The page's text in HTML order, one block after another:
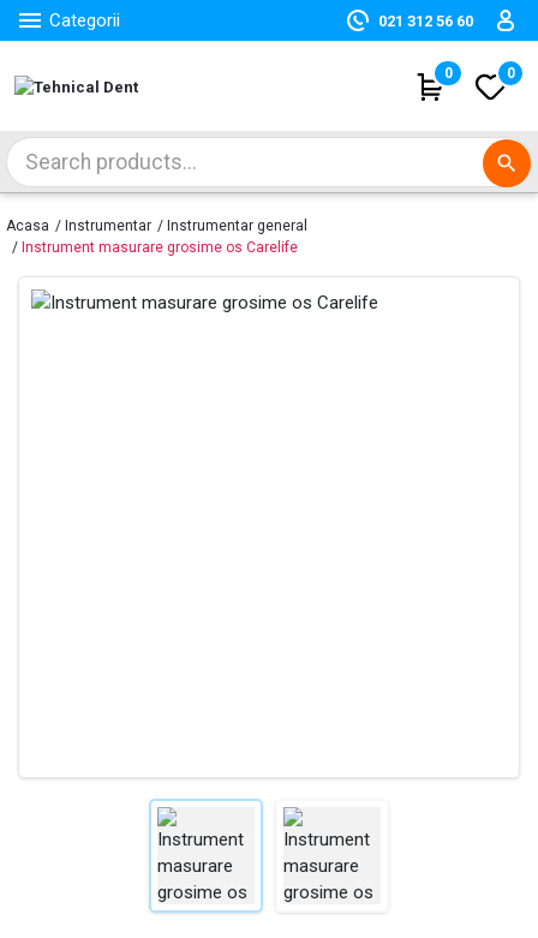
 Categorii 021 312 56 60
0 0
search
Acasa Instrumentar
Instrumentar general
Instrument masurare grosime os Carelife